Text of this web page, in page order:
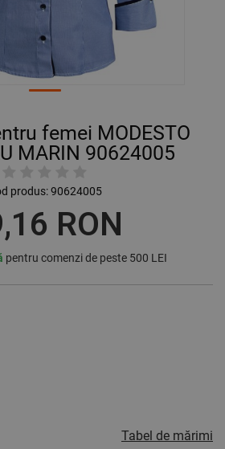
femei MODESTO
MARIN 90624005
produs:90624005
RON
pentru comenzi de peste 500 LEI
Tabel de mărimi